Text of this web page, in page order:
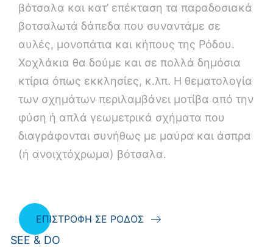
βότσαλα και κατ’ επέκταση τα παραδοσιακά
βοτσαλωτά δάπεδα που συναντάμε σε
αυλές, μονοπάτια και κήπους της Ρόδου.
Χοχλάκια θα δούμε και σε πολλά δημόσια
κτίρια όπως εκκλησίες, κ.λπ. Η θεματολογία
των σχημάτων περιλαμβάνει μοτίβα από την
φύση ή απλά γεωμετρικά σχήματα που
διαγράφονται συνήθως με μαύρα και άσπρα
(ή ανοιχτόχρωμα) βότσαλα.
ΕΠΙΣΤΡΟΦΗ ΣΕ ΡΟΔΟΣ
SEE & DO